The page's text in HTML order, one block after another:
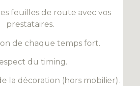
feuilles de route avec vos
prestataires.
de chaque temps fort.
du timing.
la décoration (hors mobilier).